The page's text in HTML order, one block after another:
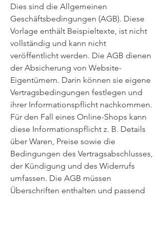
Dies sind die Allgemeinen
Geschäftsbedingungen (AGB). Diese
Vorlage enthält Beispieltexte, ist nicht
vollständig und kann nicht
veröffentlicht werden. Die AGB dienen
der Absicherung von Website-
Eigentümern. Darin können sie eigene
Vertragsbedingungen festlegen und
ihrer Informationspflicht nachkommen.
Für den Fall eines Online-Shops kann
diese Informationspflicht z. B. Details
über Waren, Preise sowie die
Bedingungen des Vertragsabschlusses,
der Kündigung und des Widerrufs
umfassen. Die AGB müssen
Überschriften enthalten und passend